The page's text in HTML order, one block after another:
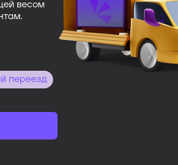
весом
переезд